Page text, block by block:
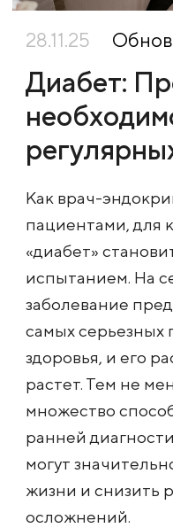
28.11.25
Диабет:
Как врач-
пациентами, для
«диабет»
испытанием. На
заболевание
самых серьезных
здоровья, и его
растет. Тем не
множество
ранней
могут
жизни и снизить
осложнений.